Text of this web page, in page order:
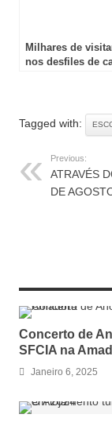
Milhares de
nos desfiles de
Tagged with:
Previous:
ATRAVÉS
DE
Concerto de
SFCIA na
Janeiro 6, 2025